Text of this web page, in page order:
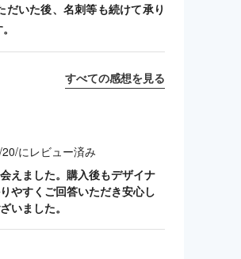
いた後、名刺等も続けて承り
すべての感想を見る
にレビュー済み
えました。購入後もデザイナ
やすくご回答いただき安心し
いました。